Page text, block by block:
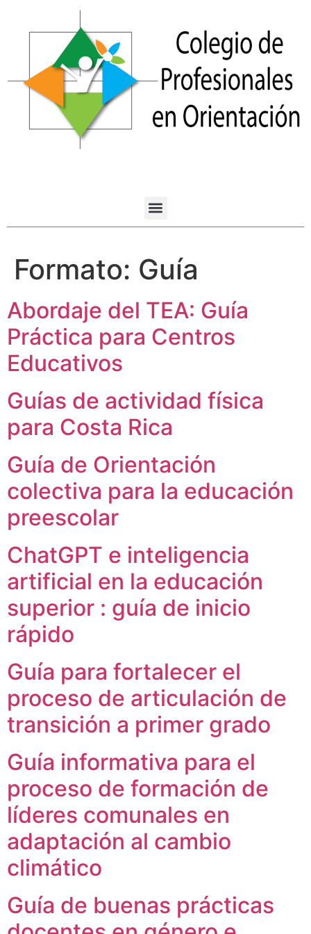
Formato: Guía
Abordaje del TEA: Guía
Práctica para Centros
Educativos
Guías de actividad física
para Costa Rica
Guía de Orientación
colectiva para la educación
preescolar
ChatGPT e inteligencia
artificial en la educación
superior : guía de inicio
rápido
Guía para fortalecer el
proceso de articulación de
transición a primer grado
Guía informativa para el
proceso de formación de
líderes comunales en
adaptación al cambio
climático
Guía de buenas prácticas